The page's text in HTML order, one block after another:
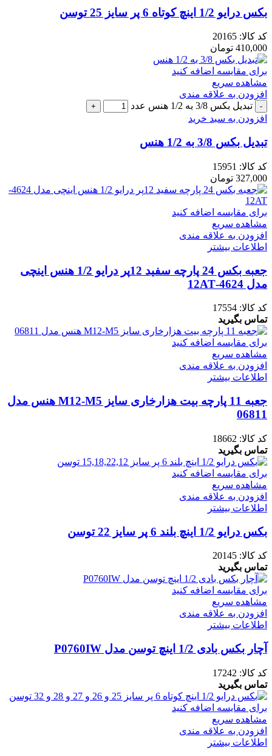
بکس درایو 1/2 اینچ کوتاه 6 پر سایز 25 توسن
کد کالا: 20165
410,000 تومان
برای مقایسه اضافه کنید
مشاهده سریع
افزودن به علاقه مندی
تبدیل بکس 3/8 به 1/2 هنس عدد
افزودن به سبد خرید
تبدیل بکس 3/8 به 1/2 هنس
کد کالا: 15951
327,000 تومان
برای مقایسه اضافه کنید
مشاهده سریع
افزودن به علاقه مندی
اطلاعات بیشتر
جعبه بکس 24 پارچه سفید 12پر درایو 1/2 هنس اینچی
مدل 4624-12AT
کد کالا: 17554
تماس بگیرید
برای مقایسه اضافه کنید
مشاهده سریع
افزودن به علاقه مندی
اطلاعات بیشتر
جعبه 11 پارچه بیت هزارخاری سایز M12-M5 هنس مدل
06811
کد کالا: 18662
تماس بگیرید
برای مقایسه اضافه کنید
مشاهده سریع
افزودن به علاقه مندی
اطلاعات بیشتر
بکس درایو 1/2 اینچ بلند 6 پر سایز 22 توسن
کد کالا: 20145
تماس بگیرید
برای مقایسه اضافه کنید
مشاهده سریع
افزودن به علاقه مندی
اطلاعات بیشتر
آچار بکس بادی 1/2 اینچ توسن مدل P0760IW
کد کالا: 17242
تماس بگیرید
برای مقایسه اضافه کنید
مشاهده سریع
افزودن به علاقه مندی
اطلاعات بیشتر